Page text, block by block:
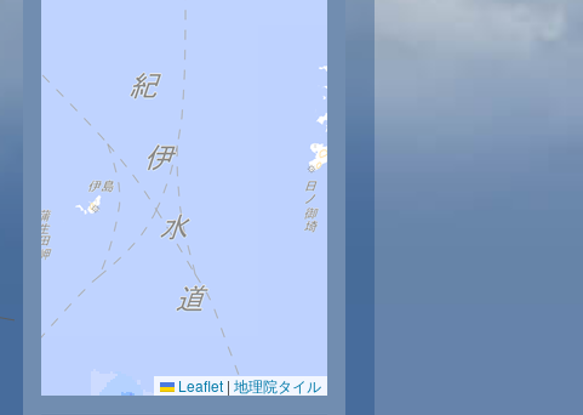
19時 20時
30
Leaflet | 地理院タイル